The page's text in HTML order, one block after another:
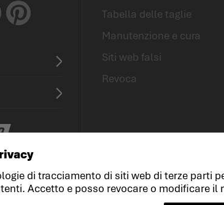
Pinterest
Tabella delle taglie
Manutenzione e cura
Siti web falsi
Revoca